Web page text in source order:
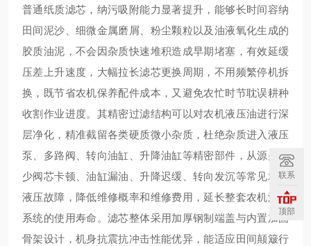
普通纸质滤芯，纳污吸附能力显著提升，能够长时间容纳
田间泥沙、细微金属磨屑、粉尘颗粒以及油液氧化生成的
胶质油泥，不会因杂质快速堆积造成早期堵塞，有效延缓
压差上升速度，大幅拉长滤芯更换周期，不用频繁停机拆
换，既节省农机保养配件成本，又避免农忙时节耽误耕种
收割作业进度。其精密过滤结构可以对农机液压油进行深
层净化，精准截留各类硬质微小杂质，杜绝杂质进入液压
泵、多路阀、转向油缸、升降油缸等精密部件，从源头减
少阀芯卡顿、油缸漏油、升降迟缓、转向发沉等常见农机
液压故障，降低维修概率和维修费用，延长整套农机液压
系统的使用寿命。滤芯整体采用加厚钢制端盖与内置加固
骨架设计，机身抗震抗冲击性能优异，能适应田间颠簸行
联系
顶部